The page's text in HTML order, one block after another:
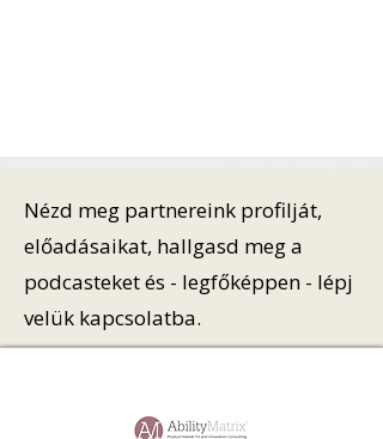
Nézd meg partnereink profilját,
előadásaikat, hallgasd meg a
podcasteket és - legfőképpen - lépj
velük kapcsolatba.